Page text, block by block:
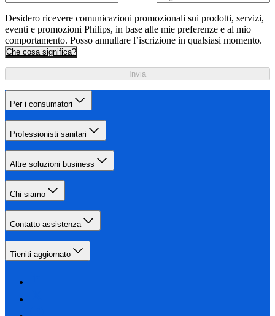
Desidero ricevere comunicazioni promozionali sui prodotti, servizi,
eventi e promozioni Philips, in base alle mie preferenze e al mio
comportamento. Posso annullare l’iscrizione in qualsiasi momento.
Che cosa significa?
Invia
Per i consumatori
Professionisti sanitari
Altre soluzioni business
Chi siamo
Contatto assistenza
Tieniti aggiornato